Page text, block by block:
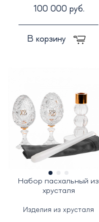
100 000 руб.
В корзину
Набор пасхальный из
хрусталя
Изделия из хрусталя